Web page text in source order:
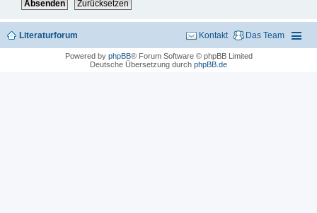
Literaturforum Das Team
Kontakt
Powered by phpBB® Forum Software © phpBB Limited
Deutsche Übersetzung durch phpBB.de